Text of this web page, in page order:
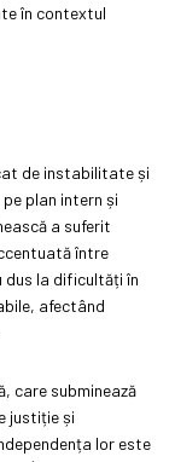
în contextul
de instabilitate și
plan intern și
a suferit
între
dus la dificultăți în
afectând
care subminează
justiție și
lor este